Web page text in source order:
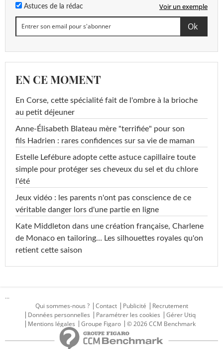
Astuces de la rédac Voir un exemple
EN CE MOMENT
En Corse, cette spécialité fait de l'ombre à la brioche
au petit déjeuner
Anne-Élisabeth Blateau mère "terrifiée" pour son
fils Hadrien : rares confidences sur sa vie de maman
Estelle Lefébure adopte cette astuce capillaire toute
simple pour protéger ses cheveux du sel et du chlore
l'été
Jeux vidéo : les parents n'ont pas conscience de ce
véritable danger lors d'une partie en ligne
Kate Middleton dans une création française, Charlene
de Monaco en tailoring… Les silhouettes royales qu'on
retient cette saison
...
Qui sommes-nous ?
Contact Publicité
Recrutement
Données personnelles
Paramétrer les cookies
Gérer Utiq
Mentions légales
Groupe Figaro © 2026 CCM Benchmark